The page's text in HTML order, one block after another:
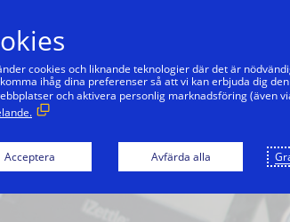
cookies och liknande teknologier där det är
ihåg dina preferenser så att vi kan erbjuda dig
och aktivera personlig marknadsföring (även
Acceptera Avfärda alla